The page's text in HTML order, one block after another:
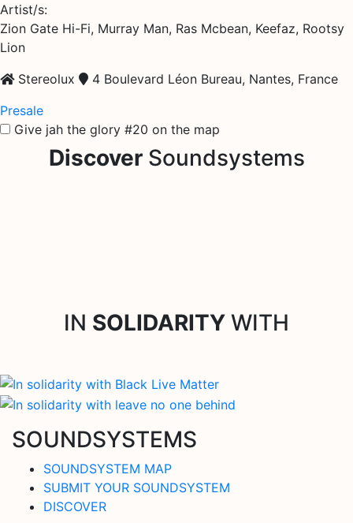
Artist/s:
Zion Gate Hi-Fi, Murray Man, Ras Mcbean, Keefaz, Rootsy
Lion
Stereolux
4 Boulevard Léon Bureau, Nantes, France
Presale
Give jah the glory #20 on the map
DiscoverSoundsystems
IN SOLIDARITY WITH
SOUNDSYSTEMS
SOUNDSYSTEM MAP
SUBMIT YOUR SOUNDSYSTEM
DISCOVER